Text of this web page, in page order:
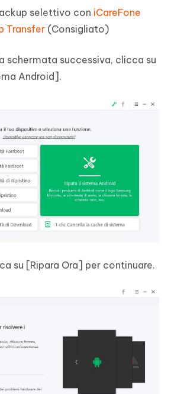
selettivo con iCareFone
Transfer (Consigliato)
schermata successiva, clicca su
Android].
su [Ripara Ora] per continuare.